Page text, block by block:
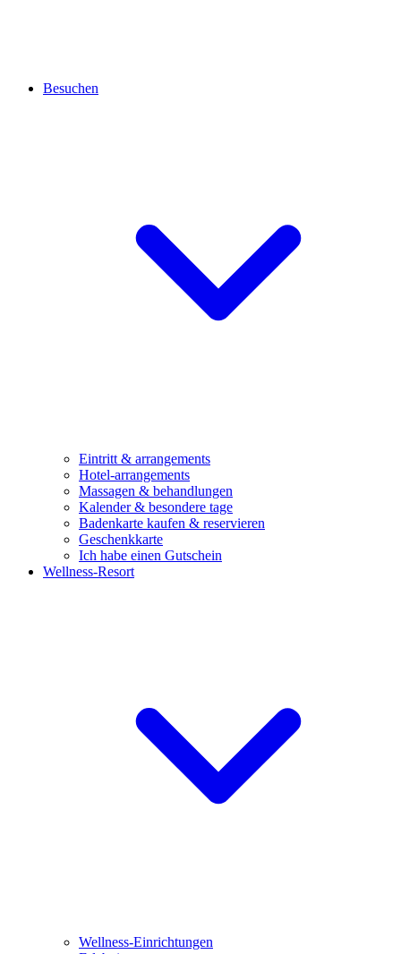
Besuchen
Eintritt & arrangements
Hotel-arrangements
Massagen & behandlungen
Kalender & besondere tage
Badenkarte kaufen & reservieren
Geschenkkarte
Ich habe einen Gutschein
Wellness-Resort
Wellness-Einrichtungen